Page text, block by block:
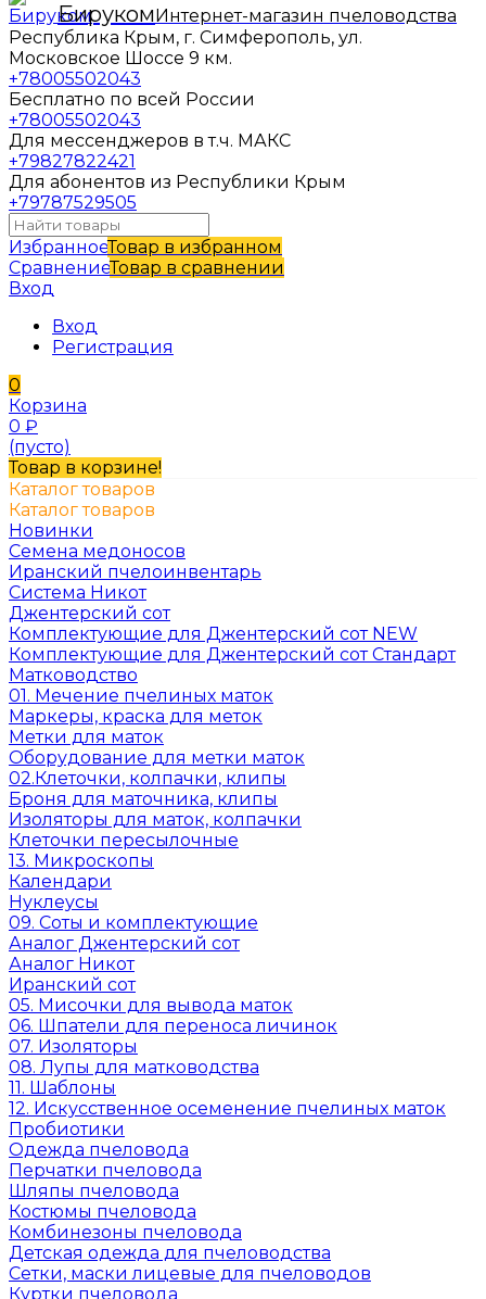
БирукомИнтернет-магазин пчеловодства
Республика Крым, г. Симферополь, ул.
Московское Шоссе 9 км.
+78005502043
Бесплатно по всей России
+78005502043
Для мессенджеров в т.ч. МАКС
+79827822421
Для абонентов из Республики Крым
+79787529505
ИзбранноеТовар в избранном
СравнениеТовар в сравнении
Вход
Вход
Регистрация
0
Корзина
0 ₽
(пусто)
Товар в корзине!
Каталог товаров
Каталог товаров
Новинки
Семена медоносов
Иранский пчелоинвентарь
Система Никот
Джентерский сот
Комплектующие для Джентерский сот NEW
Комплектующие для Джентерский сот Стандарт
Матководство
01. Мечение пчелиных маток
Маркеры, краска для меток
Метки для маток
Оборудование для метки маток
02.Клеточки, колпачки, клипы
Броня для маточника, клипы
Изоляторы для маток, колпачки
Клеточки пересылочные
13. Микроскопы
Календари
Нуклеусы
09. Соты и комплектующие
Аналог Джентерский сот
Аналог Никот
Иранский сот
05. Мисочки для вывода маток
06. Шпатели для переноса личинок
07. Изоляторы
08. Лупы для матководства
11. Шаблоны
12. Искусственное осеменение пчелиных маток
Пробиотики
Одежда пчеловода
Перчатки пчеловода
Шляпы пчеловода
Костюмы пчеловода
Комбинезоны пчеловода
Детская одежда для пчеловодства
Сетки, маски лицевые для пчеловодов
Куртки пчеловода